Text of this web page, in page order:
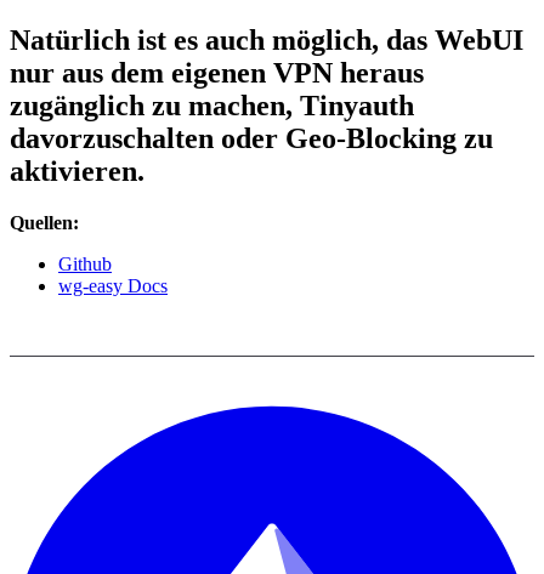
Natürlich ist es auch möglich, das WebUI
nur aus dem eigenen VPN heraus
zugänglich zu machen, Tinyauth
davorzuschalten oder Geo-Blocking zu
aktivieren.
Quellen:
Github
wg-easy Docs